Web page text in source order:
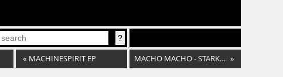
« MACHINESPIRIT EP MACHO MACHO - STARKE TÖNE AUS ÖSTERREICH »